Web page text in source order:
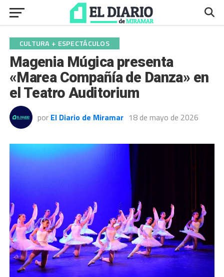
CULTURA + ESPECTÁCULOS
Magenia Múgica presenta
«Marea Compañía de Danza» en
el Teatro Auditorium
por El Diario de Miramar 18 de mayo de 2026